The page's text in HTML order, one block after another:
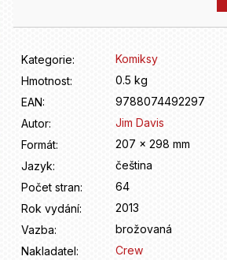
Kategorie:
Komiksy
Hmotnost:
0.5 kg
EAN:
9788074492297
Autor:
Jim Davis
Formát:
207 x 298 mm
Jazyk:
čeština
Počet stran:
64
Rok vydání:
2013
Vazba:
brožovaná
Nakladatel:
Crew
r
č
u
e
e